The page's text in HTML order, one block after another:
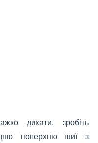
дихати, зробіть
поверхню шиї з